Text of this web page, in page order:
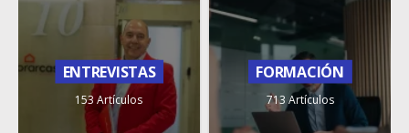
ENTREVISTAS
153 Artículos
FORMACIÓN
713 Artículos